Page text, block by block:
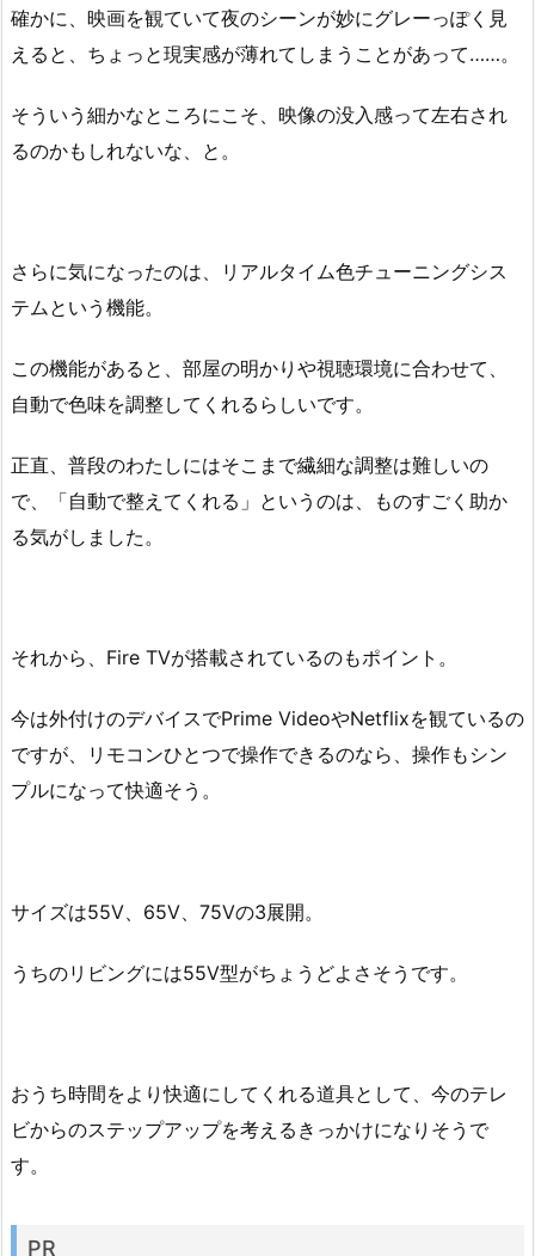
確かに、映画を観ていて夜のシーンが妙にグレーっぽく見
えると、ちょっと現実感が薄れてしまうことがあって……。
そういう細かなところにこそ、映像の没入感って左右され
るのかもしれないな、と。
さらに気になったのは、リアルタイム色チューニングシス
テムという機能。
この機能があると、部屋の明かりや視聴環境に合わせて、
自動で色味を調整してくれるらしいです。
正直、普段のわたしにはそこまで繊細な調整は難しいの
で、「自動で整えてくれる」というのは、ものすごく助か
る気がしました。
それから、Fire TVが搭載されているのもポイント。
今は外付けのデバイスでPrime VideoやNetflixを観ているの
ですが、リモコンひとつで操作できるのなら、操作もシン
プルになって快適そう。
サイズは55V、65V、75Vの3展開。
うちのリビングには55V型がちょうどよさそうです。
おうち時間をより快適にしてくれる道具として、今のテレ
ビからのステップアップを考えるきっかけになりそうで
す。
PR